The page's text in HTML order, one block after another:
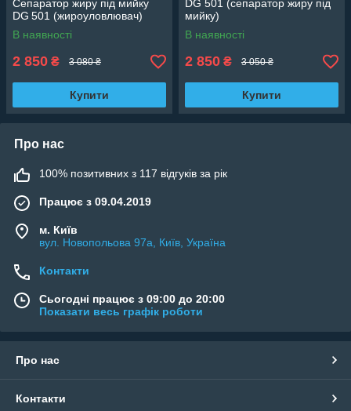
Сепаратор жиру під мийку
DG 501 (жироуловлювач)
В наявності
2 850 ₴ 3 080 ₴
Купити
DG 501 (сепаратор жиру під
мийку)
В наявності
2 850 ₴ 3 050 ₴
Купити
Про нас
100% позитивних з 117 відгуків за рік
Працює з 09.04.2019
м. Київ
вул. Новопольова 97а, Київ, Україна
Контакти
Сьогодні працює з 09:00 до 20:00
Показати весь графік роботи
Про нас
Контакти